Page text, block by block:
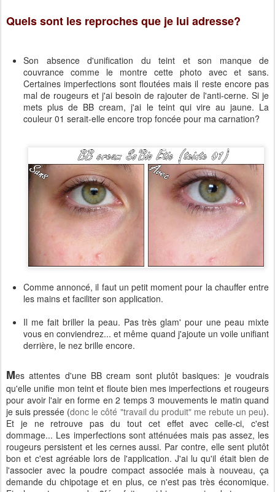
Quels sont les reproches que je lui adresse?
Son absence d'unification du teint et son manque de
couvrance comme le montre cette photo avec et sans.
Certaines imperfections sont floutées mais il reste encore pas
mal de rougeurs et j'ai besoin de rajouter de l'anti-cerne. Si je
mets plus de BB cream, j'ai le teint qui vire au jaune. La
couleur 01 serait-elle encore trop foncée pour ma carnation?
Comme annoncé, il faut un petit moment pour la chauffer entre
les mains et faciliter son application.
Il me fait briller la peau. Pas très glam' pour une peau mixte
vous en conviendrez... et même quand j'ajoute un voile unifiant
derrière, le nez brille encore.
Mes attentes d'une BB cream sont plutôt basiques: je voudrais
qu'elle unifie mon teint et floute bien mes imperfections et rougeurs
pour avoir l'air en forme en 2 temps 3 mouvements le matin quand
je suis pressée (donc le côté "travail du produit" me rebute un peu).
Et je ne retrouve pas du tout cet effet avec celle-ci, c'est
dommage... Les imperfections sont atténuées mais pas assez, les
rougeurs persistent et les cernes aussi. Par contre, elle sent plutôt
bon et c'est agréable lors de l'application. J'ai lu qu'il était bien de
l'associer avec la poudre compact associée mais à nouveau, ça
demande du chipotage et en plus, ce n'est pas très économique.